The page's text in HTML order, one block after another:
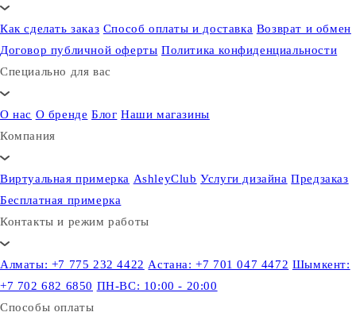
Как сделать заказ Способ оплаты и доставка Возврат и обмен
Договор публичной оферты Политика конфиденциальности
Специально для вас
О нас О бренде Блог Наши магазины
Компания
Виртуальная примерка AshleyClub Услуги дизайна Предзаказ
Бесплатная примерка
Контакты и режим работы
Алматы: +7 775 232 4422 Астана: +7 701 047 4472 Шымкент:
+7 702 682 6850 ПН-ВС: 10:00 - 20:00
Способы оплаты